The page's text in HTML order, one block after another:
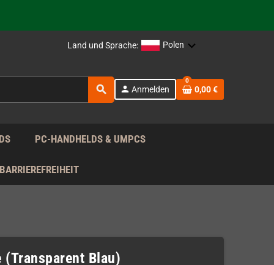
Land und Sprache: Polen
search person Anmelden
0
0,00 €
PC-HANDHELDS & UMPCS
(Transparent Blau)